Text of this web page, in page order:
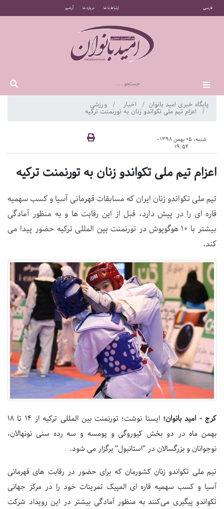
فارسی ارتباط با ما درباره ما آرشیو
پایگاه خبری امید بانوان اخبار ورزشی
اعزام تیم ملی تکواندو زنان به تورنمنت ترکیه
شنبه، 05 بهمن 1398 -
19:54
اعزام تیم ملی تکواندو زنان به تورنمنت ترکیه
تیم ملی تکواندو زنان ایران که مسابقات قهرمانی آسیا و کسب سهمیه
قاره ای را در پیش دارد، قبل از این رقابت ها و به منظور آمادگی
بیشتر با 10 هوگوپوش در تورنمنت بین المللی ترکیه حضور پیدا می
کند.
کرج - امید بانوان؛
ایسنا نوشت؛ تورنمنت بین المللی ترکیه از 14 تا 18
بهمن ماه در دو بخش کیوروگی و پومسه و سه رده سنی نونهالان،
نوجوانان و بزرگسالان در "استانبول" برگزار می شود.
تیم ملی تکواندو زنان کشورمان که برای حضور در رقابت های قهرمانی
آسیا و کسب سهمیه قاره ای المپیک تمرینات خود را در مرکز جهانی
تکواندو پیگیری می‌کنند به منظور آمادگی بیشتر در این رویداد شرکت